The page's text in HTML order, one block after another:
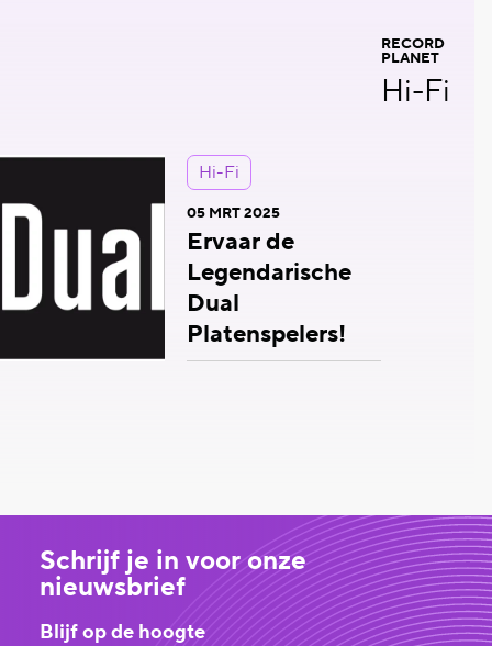
RECORD
PLANET
Hi-Fi
Hi-Fi
05 MRT 2025
Ervaar de
Legendarische
Dual
Platenspelers!
Schrijf je in voor onze
nieuwsbrief
Blijf op de hoogte